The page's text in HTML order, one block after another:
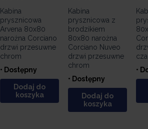
Kabina
prysznicowa
Arvena 80x80
narożna Corciano
drzwi przesuwne
chrom
• Dostępny
Dodaj do
koszyka
Kabina
prysznicowa z
brodzikiem
80x80 narożna
Corciano Nuveo
drzwi przesuwne
chrom
• Dostępny
Dodaj do
koszyka
•